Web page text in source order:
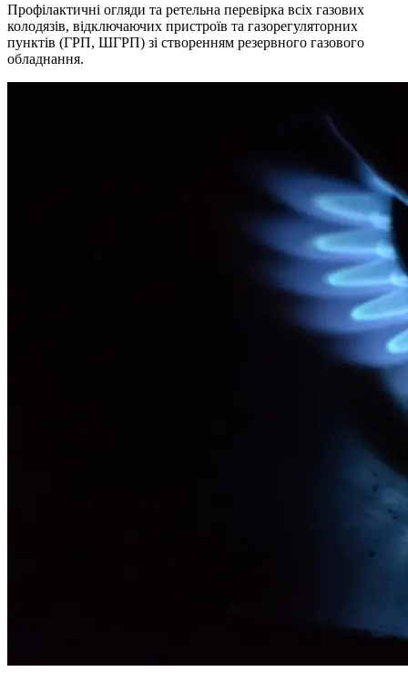
Профілактичні огляди та ретельна перевірка всіх газових
колодязів, відключаючих пристроїв та газорегуляторних
пунктів (ГРП, ШГРП) зі створенням резервного газового
обладнання.